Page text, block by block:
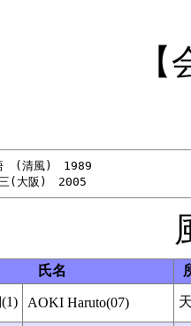
　(清風)　1989
氏名
AOKI Haruto(07)